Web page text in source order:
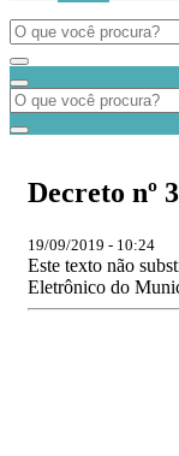
Decreto nº
19/09/2019 - 10:24
Este texto não
Eletrônico do